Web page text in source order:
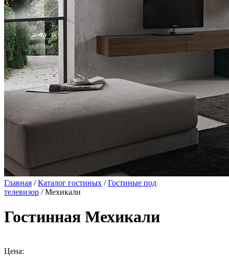
Главная /Каталог гостиных /Гостиные под
телевизор / Мехикали
Гостинная Мехикали
Цена: